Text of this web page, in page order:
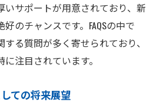
いサポートが用意されており、新
のチャンスです。FAQSの中で
る質問が多く寄せられており、
注目されています。
ての将来展望